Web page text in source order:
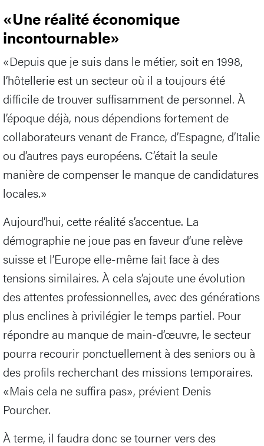
«Une réalité économique
incontournable»
«Depuis que je suis dans le métier, soit en 1998,
l’hôtellerie est un secteur où il a toujours été
difficile de trouver suffisamment de personnel. À
l’époque déjà, nous dépendions fortement de
collaborateurs venant de France, d’Espagne, d’Italie
ou d’autres pays européens. C’était la seule
manière de compenser le manque de candidatures
locales.»
Aujourd’hui, cette réalité s’accentue. La
démographie ne joue pas en faveur d’une relève
suisse et l’Europe elle-même fait face à des
tensions similaires. À cela s’ajoute une évolution
des attentes professionnelles, avec des générations
plus enclines à privilégier le temps partiel. Pour
répondre au manque de main-d’œuvre, le secteur
pourra recourir ponctuellement à des seniors ou à
des profils recherchant des missions temporaires.
«Mais cela ne suffira pas», prévient Denis
Pourcher.
À terme, il faudra donc se tourner vers des